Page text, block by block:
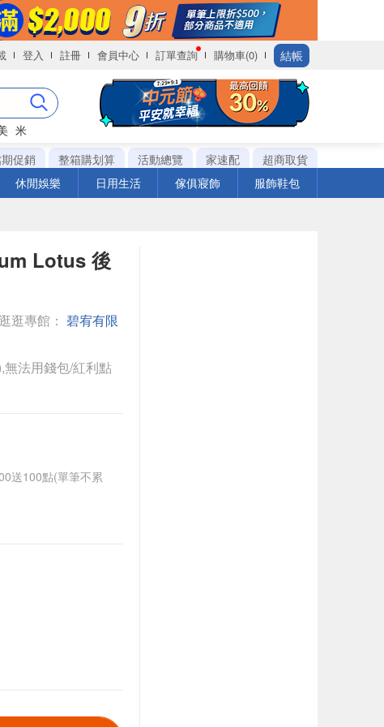
登入 註冊 會員中心 訂單查詢 購物車(0) 結帳
米
促銷 整箱購划算 活動總覽 家速配
超商取貨
休閒娛樂 日用生活 傢俱寢飾 服飾鞋包
Lotus 後
逛專館： 碧宥有限
法用錢包/紅利點
送100點(單筆不累